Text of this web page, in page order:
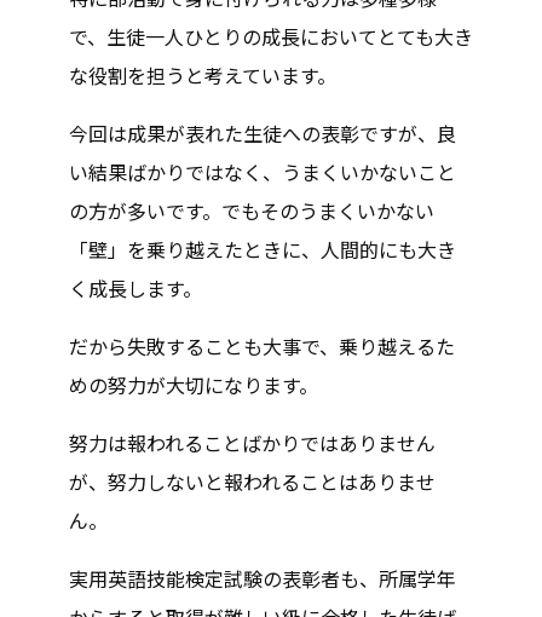
で、生徒一人ひとりの成長においてとても大き
な役割を担うと考えています。
今回は成果が表れた生徒への表彰ですが、良
い結果ばかりではなく、うまくいかないこと
の方が多いです。でもそのうまくいかない
「壁」を乗り越えたときに、人間的にも大き
く成長します。
だから失敗することも大事で、乗り越えるた
めの努力が大切になります。
努力は報われることばかりではありません
が、努力しないと報われることはありませ
ん。
実用英語技能検定試験の表彰者も、所属学年